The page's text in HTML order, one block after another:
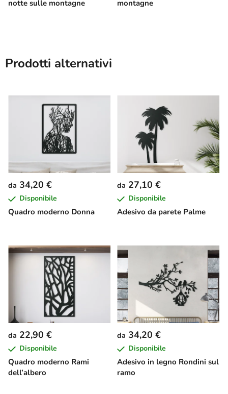
notte sulle montagne
montagne
Prodotti alternativi
Quadro moderno Donna
da 34,20 €
Disponibile
Adesivo da parete Palme
da 27,10 €
Disponibile
Quadro moderno Rami
dell’albero
da 22,90 €
Disponibile
Adesivo in legno Rondini sul
ramo
da 34,20 €
Disponibile